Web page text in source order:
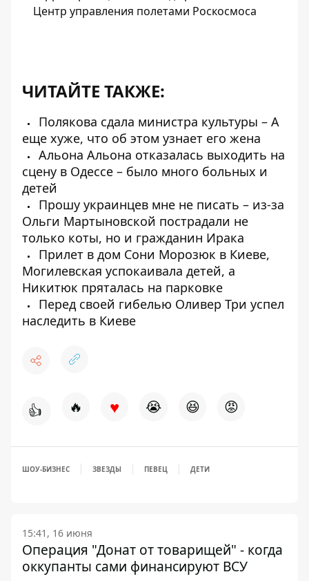
Центр управления полетами Роскосмоса
ЧИТАЙТЕ ТАКЖЕ:
Полякова сдала министра культуры – А
еще хуже, что об этом узнает его жена
Альона Альона отказалась выходить на
сцену в Одессе – было много больных и
детей
Прошу украинцев мне не писать – из-за
Ольги Мартыновской пострадали не
только коты, но и гражданин Ирака
Прилет в дом Сони Морозюк в Киеве,
Могилевская успокаивала детей, а
Никитюк пряталась на парковке
Перед своей гибелью Оливер Три успел
наследить в Киеве
👍 🔥 ♥ 😭 😆 😡
ШОУ-БИЗНЕС ЗВЕЗДЫ ПЕВЕЦ ДЕТИ
15:41, 16 июня
Операция "Донат от товарищей" - когда
оккупанты сами финансируют ВСУ